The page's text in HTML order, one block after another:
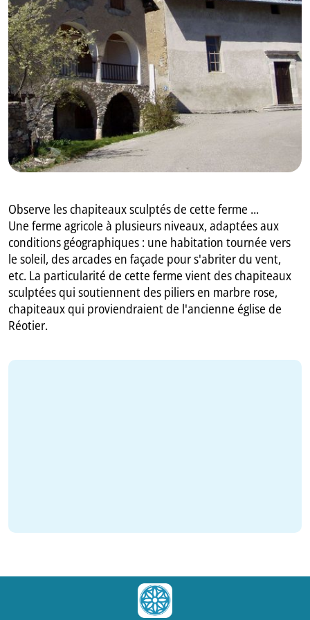
GB
IT
Observe les chapiteaux sculptés de cette ferme ...
Une ferme agricole à plusieurs niveaux, adaptées aux
conditions géographiques : une habitation tournée vers
le soleil, des arcades en façade pour s'abriter du vent,
etc. La particularité de cette ferme vient des chapiteaux
sculptées qui soutiennent des piliers en marbre rose,
chapiteaux qui proviendraient de l'ancienne église de
Réotier.